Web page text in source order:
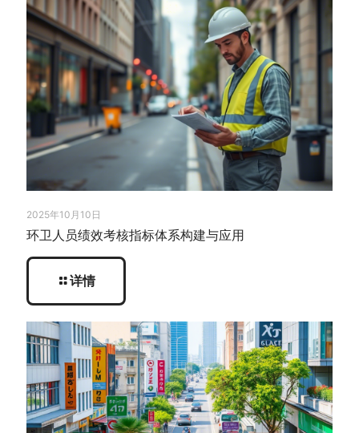
2025年10月10日
环卫人员绩效考核指标体系构建与应用
详情